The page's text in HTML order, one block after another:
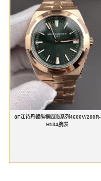
8F江诗丹顿纵横四海系列4600V/200R-
H134腕表